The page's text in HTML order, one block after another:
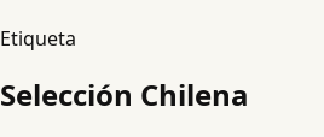
Etiqueta
Selección Chilena